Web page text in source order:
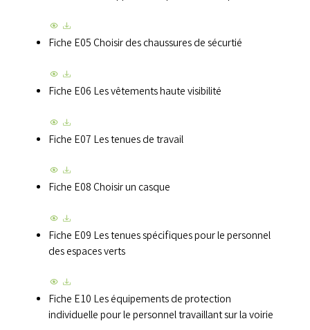
Fiche E05 Choisir des chaussures de sécurtié
Fiche E06 Les vêtements haute visibilité
Fiche E07 Les tenues de travail
Fiche E08 Choisir un casque
Fiche E09 Les tenues spécifiques pour le personnel
des espaces verts
Fiche E10 Les équipements de protection
individuelle pour le personnel travaillant sur la voirie